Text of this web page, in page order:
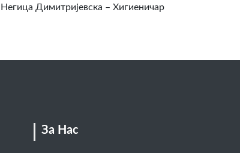
Негица Димитријевска – Хигиеничар
За Нас